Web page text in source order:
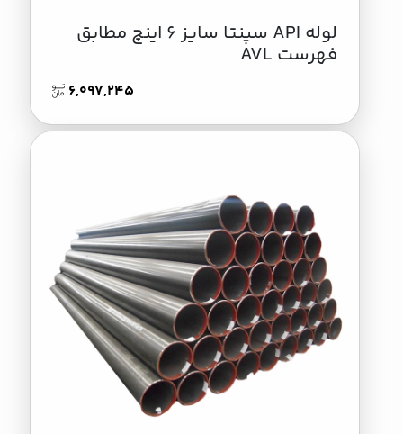
لوله API سپنتا سایز 6 اینچ مطابق
فهرست AVL
6,097,245